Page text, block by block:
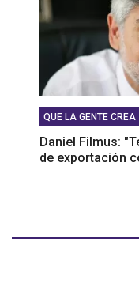
QUE LA GENTE CREA
Daniel Filmus:
de exportación